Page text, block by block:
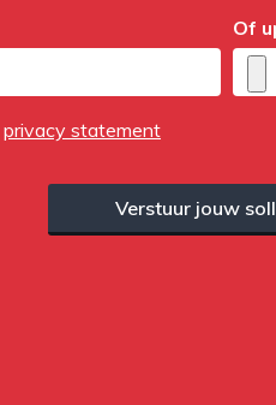
Of
privacy statement